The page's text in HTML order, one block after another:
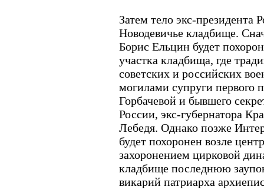
Затем тело экс-президента
Новодевичье кладбище.
Борис Ельцин будет
участка кладбища, где
советских и российских
могилами супруги первого
Горбачевой и бывшего
России, экс-губернатора
Лебедя. Однако позже
будет похоронен возле
захоронением цирковой
кладбище последнюю
викарий патриарха